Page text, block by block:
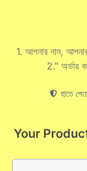
1. আপনার নাম,
2." অর্ডার
হাতে
Your